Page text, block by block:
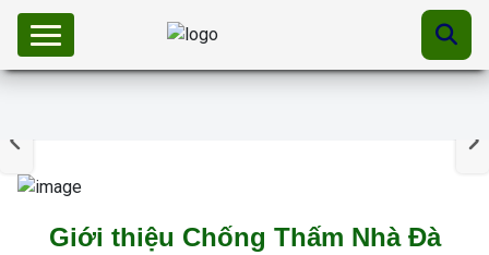
Giới thiệu Chống Thấm Nhà Đà